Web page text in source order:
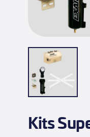
Kits